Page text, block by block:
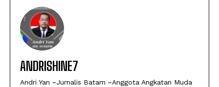
ANDRISHINE7
Andri Yan ~Jurnalis Batam ~Anggota Angkatan Muda